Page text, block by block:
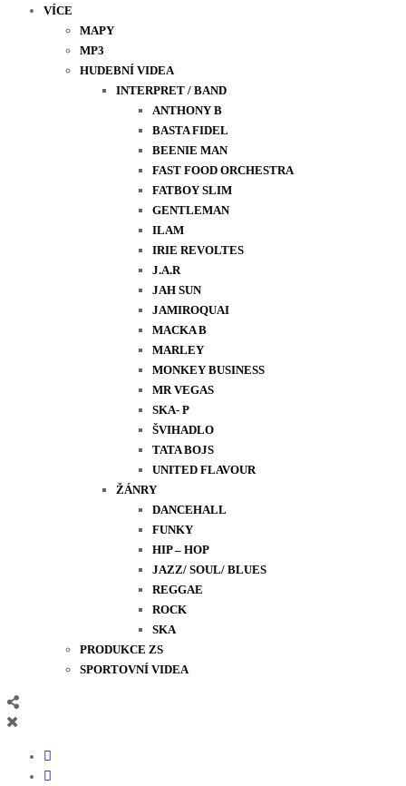
VÍCE
MAPY
MP3
HUDEBNÍ VIDEA
INTERPRET / BAND
ANTHONY B
BASTA FIDEL
BEENIE MAN
FAST FOOD ORCHESTRA
FATBOY SLIM
GENTLEMAN
ILAM
IRIE REVOLTES
J.A.R
JAH SUN
JAMIROQUAI
MACKA B
MARLEY
MONKEY BUSINESS
MR VEGAS
SKA- P
ŠVIHADLO
TATA BOJS
UNITED FLAVOUR
ŽÁNRY
DANCEHALL
FUNKY
HIP – HOP
JAZZ/ SOUL/ BLUES
REGGAE
ROCK
SKA
PRODUKCE ZS
SPORTOVNÍ VIDEA